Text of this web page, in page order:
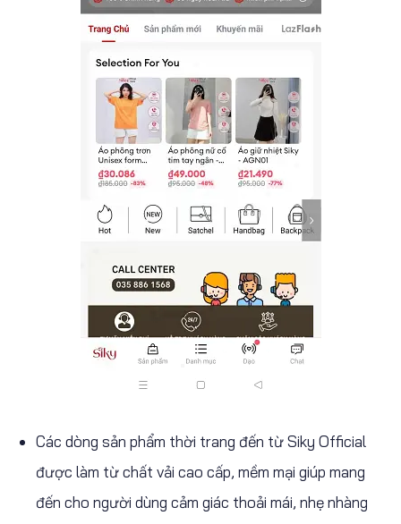
Các dòng sản phẩm thời trang đến từ Siky Official
được làm từ chất vải cao cấp, mềm mại giúp mang
đến cho người dùng cảm giác thoải mái, nhẹ nhàng